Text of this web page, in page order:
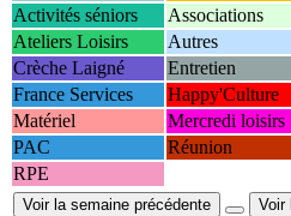
Activités séniors
Associations
Ateliers Loisirs
Autres
Crèche Laigné
Entretien
France Services
Happy'Culture
Matériel
Mercredi loisirs
PAC
Réunion
RPE
Voir la semaine précédente Voir